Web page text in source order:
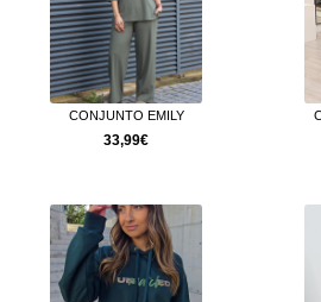
CONJUNTO EMILY
33,99€